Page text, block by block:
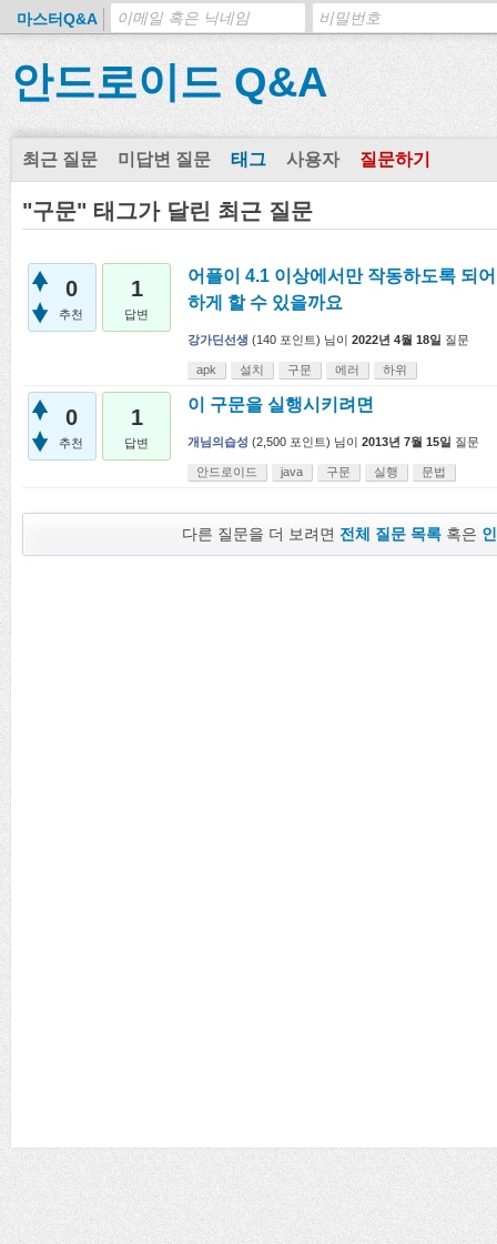
마스터Q&A
안드로이드 Q&A
최근 질문 미답변 질문 태그 사용자 질문하기
"구문" 태그가 달린 최근 질문
0
추천
1
답변
어플이 4.1 이상에서만 작동하도록 되
하게 할 수 있을까요
강가딘선생 (140 포인트) 님이 2022년 4월 18일 질문
apk 설치 구문 에러 하위
0
추천
1
답변
이 구문을 실행시키려면
개님의습성 (2,500 포인트) 님이 2013년 7월 15일 질문
안드로이드 java 구문 실행 문법
다른 질문을 더 보려면 전체 질문 목록 혹은